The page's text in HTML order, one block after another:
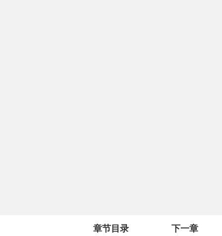
章节目录 下一章